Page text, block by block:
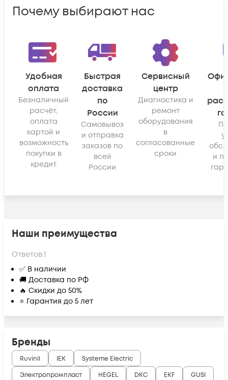
Почему выбирают нас
Удобная
оплата
Безналичный
расчёт,
оплата
картой и
возможность
покупки в
кредит
Быстрая
доставка
по
России
Самовывоз
и отправка
заказов по
всей
России
Сервисный
центр
Диагностика и
ремонт
оборудования
в
согласованные
сроки
и
Наши преимущества
Ответов:1
✅ В наличии
🚚 Доставка по РФ
🔥 Скидки до 50%
⭐ Гарантия до 5 лет
Бренды
Ruvinil IEK
Systeme Electric
Электропромпласт
HEGEL DKC EKF
GUSI